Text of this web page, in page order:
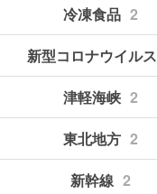
冷凍食品 2
新型コロナウイルス
津軽海峡 2
東北地方 2
新幹線 2